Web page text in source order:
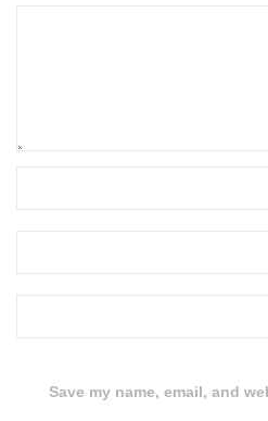
Save my name, email, and